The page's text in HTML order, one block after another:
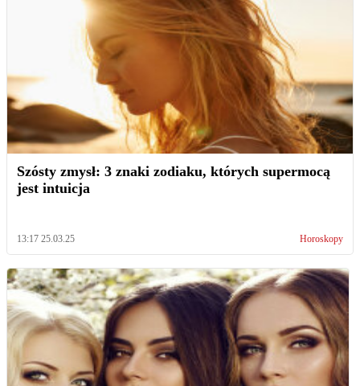
Szósty zmysł: 3 znaki zodiaku, których supermocą
jest intuicja
13:17 25.03.25 Horoskopy